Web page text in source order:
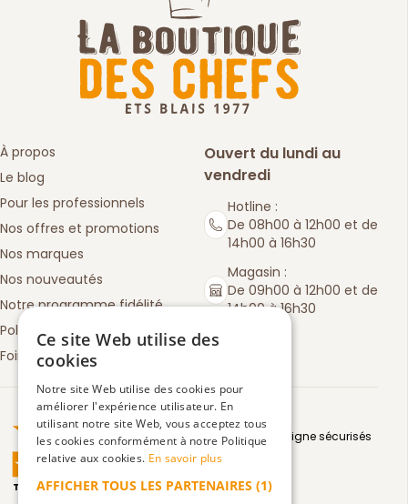
À propos
Le blog
Pour les professionnels
Nos offres et promotions
Nos marques
Nos nouveautés
Notre programme fidélité
Politique de retours
Foire aux questions
Ouvert du lundi au
vendredi
Hotline :
De 08h00 à 12h00 et de
14h00 à 16h30
Magasin :
De 09h00 à 12h00 et de
14h00 à 16h30
Truspilot : La Boutique des chefs
TrustScore4.5 | 3083avis
Moyens de paiement en ligne sécurisés
Ce site Web utilise des
cookies
Notre site Web utilise des cookies pour
améliorer l'expérience utilisateur. En
utilisant notre site Web, vous acceptez tous
les cookies conformément à notre Politique
relative aux cookies. En savoir plus
AFFICHER TOUS LES PARTENAIRES (1)